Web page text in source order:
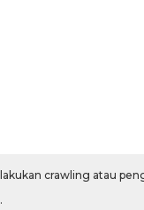
crawling atau